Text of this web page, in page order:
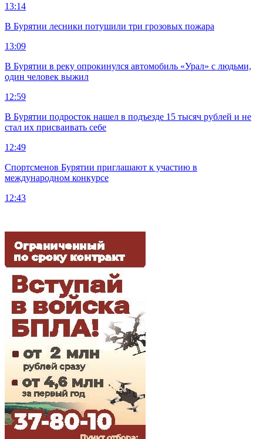
13:14
В Бурятии лесники потушили три грозовых пожара
13:09
В Бурятии в реку опрокинулся автомобиль «Урал» с людьми,
один человек выжил
12:59
В Бурятии подросток нашел в подъезде 15 тысяч рублей и не
стал их присваивать себе
12:49
Спортсменов Бурятии приглашают к участию в
международном конкурсе
12:43